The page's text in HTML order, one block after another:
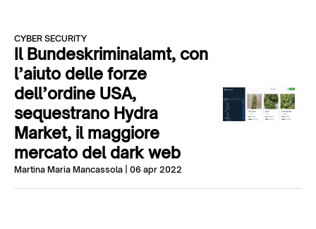
CYBER SECURITY
Il Bundeskriminalamt, con
l’aiuto delle forze
dell’ordine USA,
sequestrano Hydra
Market, il maggiore
mercato del dark web
Martina Maria Mancassola | 06 apr 2022